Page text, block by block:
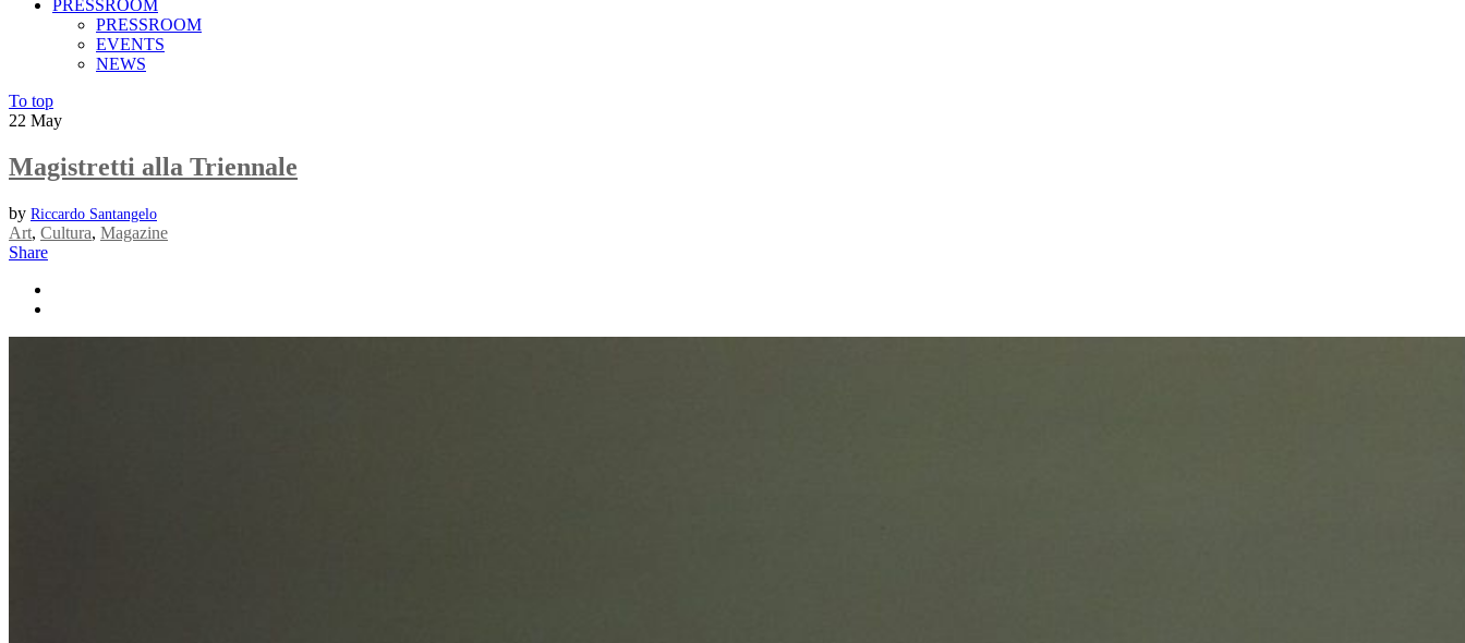
PRESSROOM
PRESSROOM
EVENTS
NEWS
To top
22 May
Magistretti alla Triennale
by Riccardo Santangelo
Art, Cultura, Magazine
Share